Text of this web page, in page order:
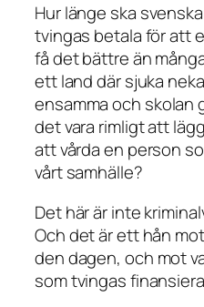
Hur länge ska
tvingas betala för att
få det bättre än
ett land där sjuka
ensamma och skolan
det vara rimligt att
att vårda en person
vårt samhälle?
Det här är inte
Och det är ett hån
den dagen, och mot
som tvingas